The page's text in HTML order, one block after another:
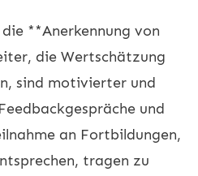
**Anerkennung von
die Wertschätzung
sind motivierter und
und
an Fortbildungen,
tragen zu